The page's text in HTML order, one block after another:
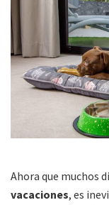
Ahora que muchos
vacaciones, es